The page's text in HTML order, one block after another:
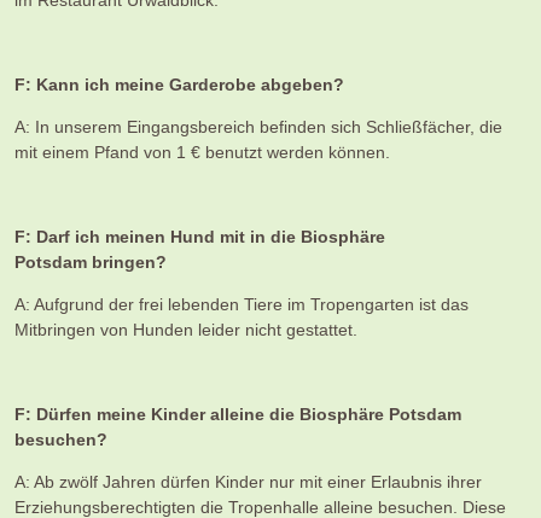
F: Kann ich meine Garderobe abgeben?
A: In unserem Eingangsbereich befinden sich Schließfächer, die
mit einem Pfand von 1 € benutzt werden können.
F: Darf ich meinen Hund mit in die Biosphäre
Potsdam bringen?
A: Aufgrund der frei lebenden Tiere im Tropengarten ist das
Mitbringen von Hunden leider nicht gestattet.
F: Dürfen meine Kinder alleine die Biosphäre Potsdam
besuchen?
A: Ab zwölf Jahren dürfen Kinder nur mit einer Erlaubnis ihrer
Erziehungsberechtigten die Tropenhalle alleine besuchen. Diese